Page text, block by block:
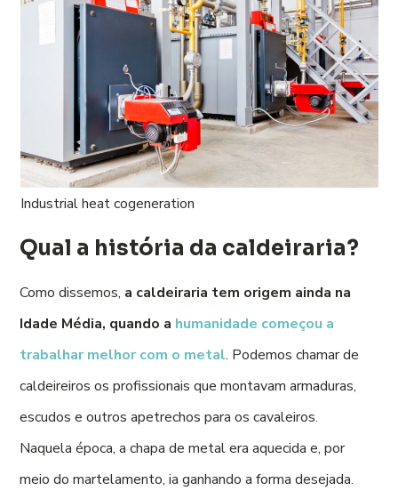
Industrial heat cogeneration
Qual a história da caldeiraria?
Como dissemos, a caldeiraria tem origem ainda na
Idade Média, quando a humanidade começou a
trabalhar melhor com o metal. Podemos chamar de
caldeireiros os profissionais que montavam armaduras,
escudos e outros apetrechos para os cavaleiros.
Naquela época, a chapa de metal era aquecida e, por
meio do martelamento, ia ganhando a forma desejada.